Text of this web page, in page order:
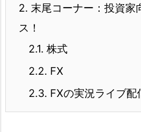
2. 末尾コーナー：投資家
ス！
2.1. 株式
2.2. FX
2.3. FXの実況ライブ配